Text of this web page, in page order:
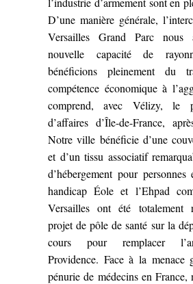
D’une manière générale,
Versailles Grand Parc nous
nouvelle capacité de
bénéficions pleinement du
compétence économique à
comprend, avec Vélizy, le
d’affaires d’Île-de-France,
Notre ville bénéficie d’une
et d’un tissu associatif
d’hébergement pour
handicap Éole et l’Ehpad
Versailles ont été totalement
projet de pôle de santé sur la
cours pour remplacer
Providence. Face à la menace
pénurie de médecins en France,